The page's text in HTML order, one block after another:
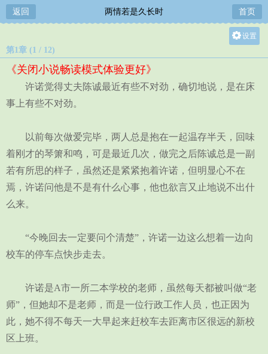
返回 两情若是久长时 首页
设置
中
第1章 (1 / 12)
《关闭小说畅读模式体验更好》
许诺觉得丈夫陈诚最近有些不对劲，确切地说，是在床
事上有些不对劲。
以前每次做爱完毕，两人总是抱在一起温存半天，回味
着刚才的琴箫和鸣，可是最近几次，做完之后陈诚总是一副
若有所思的样子，虽然还是紧紧抱着许诺，但明显心不在
焉，许诺问他是不是有什么心事，他也欲言又止地说不出什
么来。
“今晚回去一定要问个清楚”，许诺一边这么想着一边向
校车的停车点快步走去。
许诺是A市一所二本学校的老师，虽然每天都被叫做“老
师”，但她却不是老师，而是一位行政工作人员，也正因为
此，她不得不每天一大早起来赶校车去距离市区很远的新校
区上班。